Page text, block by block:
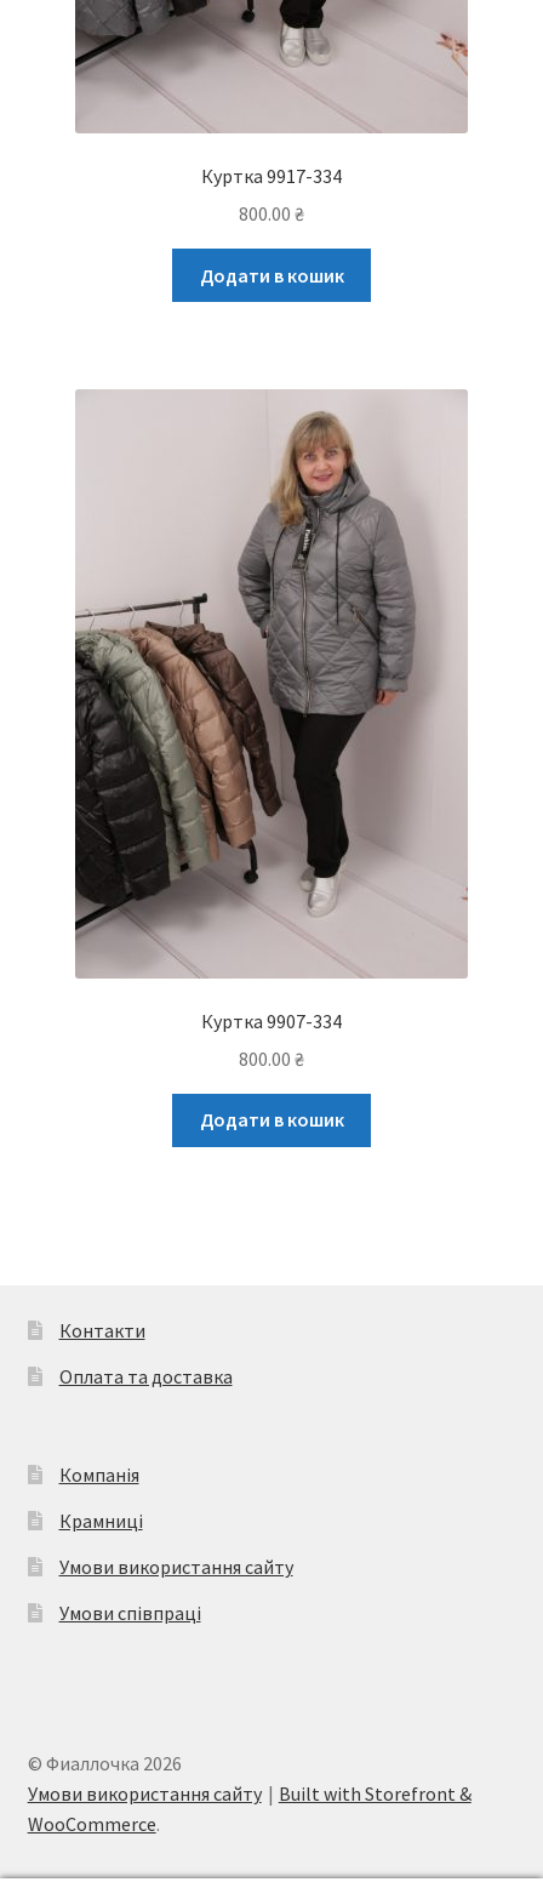
Куртка 9917-334
800.00 ₴
Додати в кошик
Куртка 9907-334
800.00 ₴
Додати в кошик
Контакти
Оплата та доставка
Компанія
Крамниці
Умови використання сайту
Умови співпраці
© Фиаллочка 2026
Умови використання сайту
Built with Storefront &
WooCommerce.